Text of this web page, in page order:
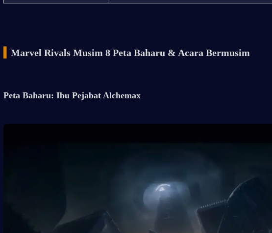
Marvel Rivals Musim 8 Peta Baharu & Acara Bermusim
Peta Baharu: Ibu Pejabat Alchemax